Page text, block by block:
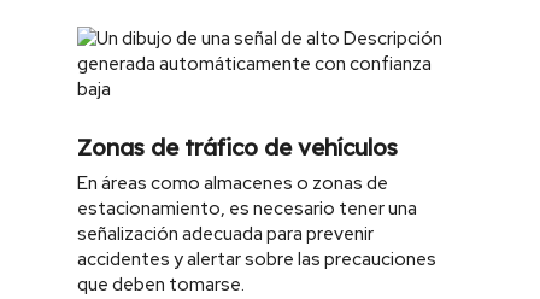
Zonas de tráfico de vehículos
En áreas como almacenes o zonas de
estacionamiento, es necesario tener una
señalización adecuada para prevenir
accidentes y alertar sobre las precauciones
que deben tomarse.